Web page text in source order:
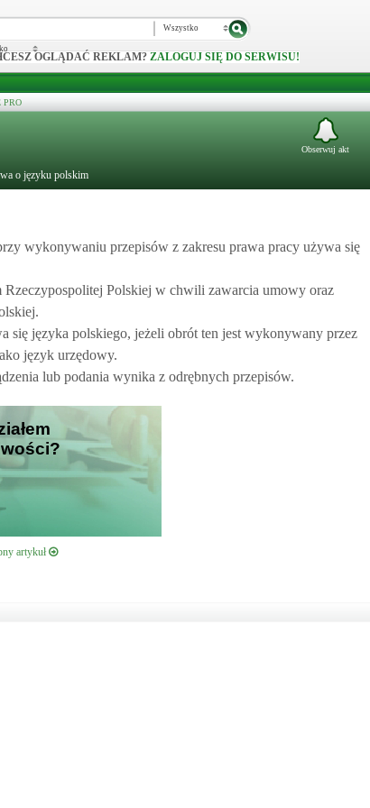
Wszystko
OGLĄDAĆ REKLAM? ZALOGUJ SIĘ DO SERWISU!
PRO
o języku polskim
Obserwuj akt
wykonywaniu przepisów z zakresu prawa pracy używa się
Rzeczypospolitej Polskiej w chwili zawarcia umowy oraz
się języka polskiego, jeżeli obrót ten jest wykonywany przez
język urzędowy.
lub podania wynika z odrębnych przepisów.
artykuł